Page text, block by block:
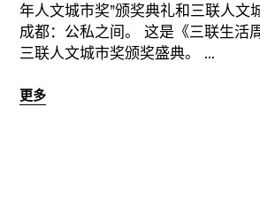
年人文城市奖”颁奖典礼和三联人
成都：公私之间。 这是《三联生活
三联人文城市奖颁奖盛典。
更多